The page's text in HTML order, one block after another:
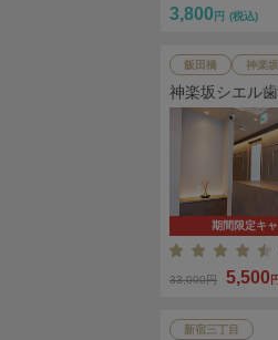
3,800 円 (税込)
飯田橋 神楽坂
神楽坂シエル
期間限定キ
33,000円 5,500円
新宿三丁目